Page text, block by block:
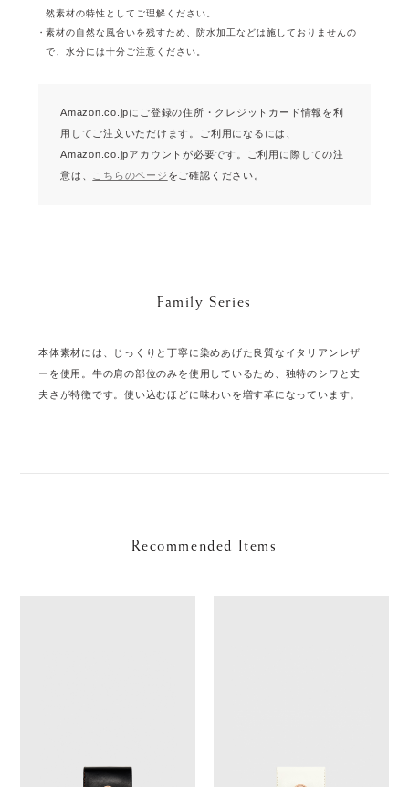
然素材の特性としてご理解ください。
素材の自然な風合いを残すため、防水加工などは施しておりませんの
で、水分には十分ご注意ください。
Amazon.co.jpにご登録の住所・クレジットカード情報を利
用してご注文いただけます。
ご利用になるには、
Amazon.co.jpアカウントが必要です。
ご利用に際しての注
意は、
こちらのページ をご確認ください。
Family Series
本体素材には、じっくりと丁寧に染めあげた良質なイタリアンレザ
ーを使用。牛の肩の部位のみを使用しているため、独特のシワと丈
夫さが特徴です。使い込むほどに味わいを増す革になっています。
Recommended Items